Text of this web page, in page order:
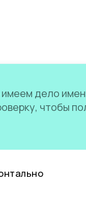
дело
чтобы